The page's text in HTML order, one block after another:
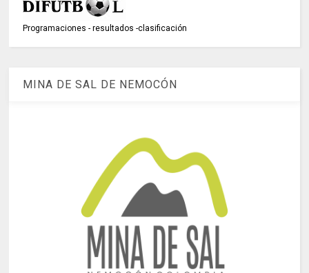
Programaciones - resultados -clasificación
MINA DE SAL DE NEMOCÓN